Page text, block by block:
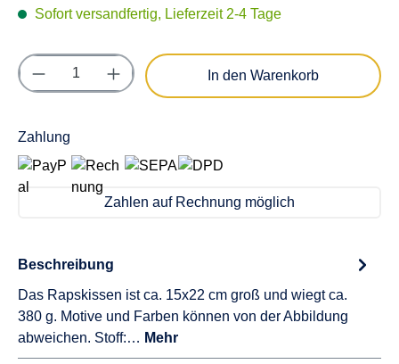
Sofort versandfertig, Lieferzeit 2-4 Tage
Produkt Anzahl: Gib den gewünschten
In den Warenkorb
Zahlung
Zahlen auf Rechnung möglich
Beschreibung
Das Rapskissen ist ca. 15x22 cm groß und wiegt ca.
380 g. Motive und Farben können von der Abbildung
abweichen. Stoff:… Mehr